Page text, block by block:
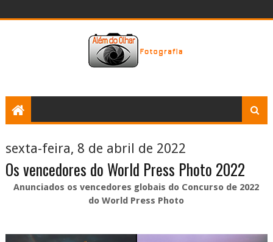
sexta-feira, 8 de abril de 2022
Os vencedores do World Press Photo 2022
Anunciados os vencedores globais do Concurso de 2022
do World Press Photo